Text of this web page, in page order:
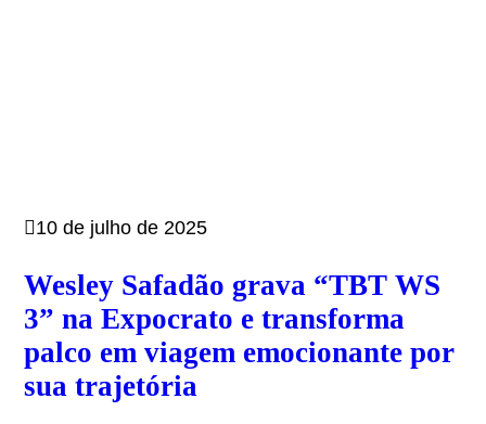
10 de julho de 2025
Wesley Safadão grava “TBT WS
3” na Expocrato e transforma
palco em viagem emocionante por
sua trajetória